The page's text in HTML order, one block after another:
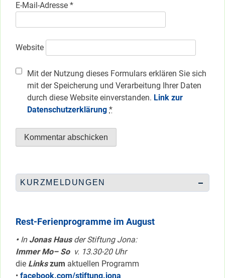
E-Mail-Adresse *
Website
Mit der Nutzung dieses Formulars erklären Sie sich
mit der Speicherung und Verarbeitung Ihrer Daten
durch diese Website einverstanden. Link zur
Datenschutzerklärung *
KURZMELDUNGEN
Rest-Ferienprogramme im August
•InJonas Hausder Stiftung Jona:
Immer Mo– So v. 13.30-20 Uhr
die Linkszum aktuellen Programm
• facebook.com/stiftung.jona